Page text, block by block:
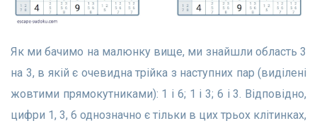
Як ми бачимо на малюнку вище, ми знайшли область 3
на 3, в якій є очевидна трійка з наступних пар (виділені
жовтими прямокутниками): 1 і 6; 1 і 3; 6 і 3. Відповідно,
цифри 1, 3, 6 однозначно є тільки в цих трьох клітинках,